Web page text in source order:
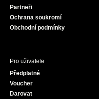
Partneři
Ochrana soukromí
Obchodní podmínky
Pro uživatele
Předplatné
Voucher
Darovat